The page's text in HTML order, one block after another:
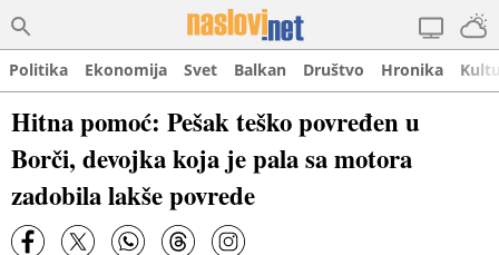
Politika Ekonomija Svet Balkan Društvo Hronika
Hitna pomoć: Pešak teško povređen u
Borči, devojka koja je pala sa motora
zadobila lakše povrede